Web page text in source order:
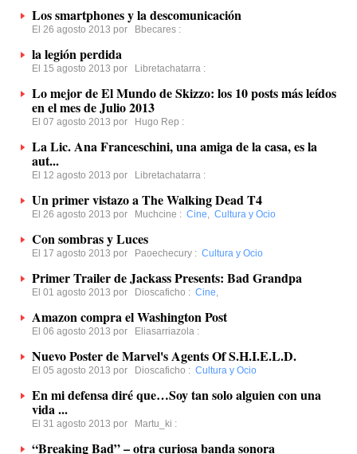
Los smartphones y la descomunicación
El 26 agosto 2013 por Bbecares :
la legión perdida
El 15 agosto 2013 por Libretachatarra :
Lo mejor de El Mundo de Skizzo: los 10 posts más leídos
en el mes de Julio 2013
El 07 agosto 2013 por Hugo Rep :
La Lic. Ana Franceschini, una amiga de la casa, es la
aut...
El 12 agosto 2013 por Libretachatarra :
Un primer vistazo a The Walking Dead T4
El 26 agosto 2013 por Muchcine : Cine, Cultura y Ocio
Con sombras y Luces
El 17 agosto 2013 por Paoechecury : Cultura y Ocio
Primer Trailer de Jackass Presents: Bad Grandpa
El 01 agosto 2013 por Dioscaficho : Cine,
Amazon compra el Washington Post
El 06 agosto 2013 por Eliasarriazola :
Nuevo Poster de Marvel's Agents Of S.H.I.E.L.D.
El 05 agosto 2013 por Dioscaficho : Cultura y Ocio
En mi defensa diré que…Soy tan solo alguien con una
vida ...
El 31 agosto 2013 por Martu_ki :
“Breaking Bad” – otra curiosa banda sonora